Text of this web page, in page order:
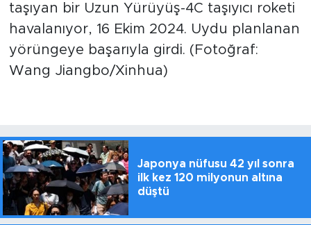
taşıyan bir Uzun Yürüyüş-4C taşıyıcı roketi
havalanıyor, 16 Ekim 2024. Uydu planlanan
yörüngeye başarıyla girdi. (Fotoğraf:
Wang Jiangbo/Xinhua)
Japonya nüfusu 42 yıl sonra
ilk kez 120 milyonun altına
düştü